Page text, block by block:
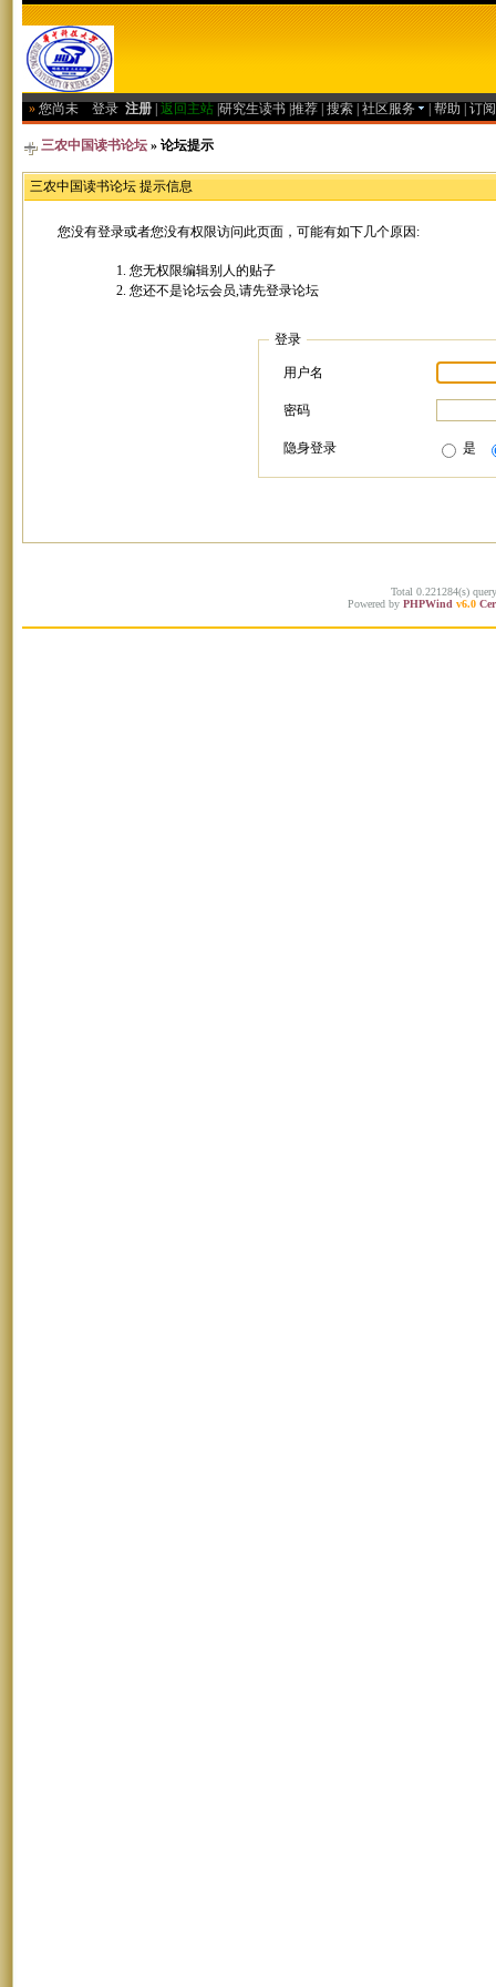
» 您尚未 登录 注册 返回主站 研究生读书 推荐 搜索 社区服务 帮助 订
三农中国读书论坛 » 论坛提示
三农中国读书论坛 提示信息
您没有登录或者您没有权限访问此页面，可能有如下几个原因:
您无权限编辑别人的贴子
您还不是论坛会员,请先登录论坛
登录
用户名
密码
隐身登录 是
Total 0.221284(s)
Powered by PHPWind v6.0